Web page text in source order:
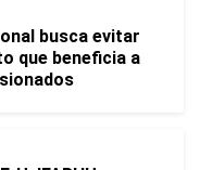
busca evitar
que beneficia a